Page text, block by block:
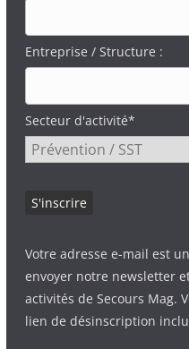
Entreprise / Structure :
Secteur d'activité*
Votre adresse e-mail est
envoyer notre newsletter
activités de Secours Mag.
lien de désinscription